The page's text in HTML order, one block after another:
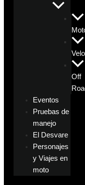
Off
Eventos
Pruebas de
manejo
El Desvare
Personajes
y Viajes en
moto